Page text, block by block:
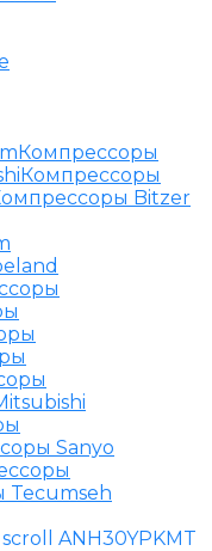
Компрессоры
Компрессоры
Bitzer
Sanyo
Tecumseh
ANH30YPKMT